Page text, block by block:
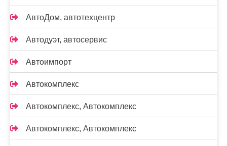
АвтоДом, автотехцентр
Автодуэт, автосервис
Автоимпорт
Автокомплекс
Автокомплекс, Автокомплекс
Автокомплекс, Автокомплекс